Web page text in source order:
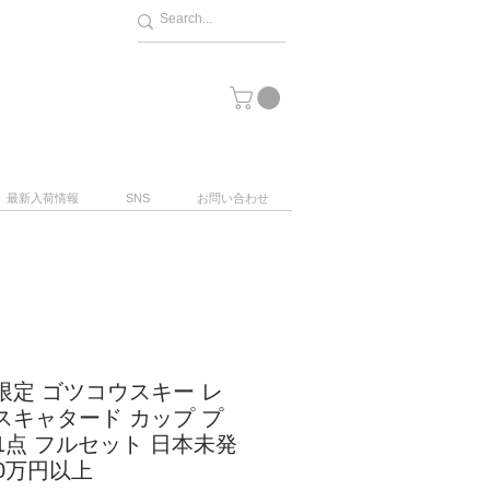
最新入荷情報 SNS お問い合わせ
定 ゴツコウスキー レ
キャタード カップ プ
フルセット 日本未発
円以上